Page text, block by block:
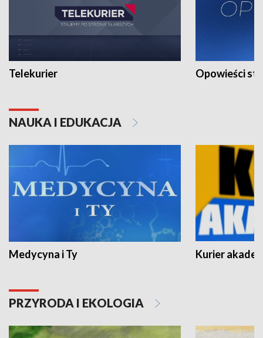
Telekurier Opowieści
NAUKA I EDUKACJA
Medycyna i Ty Kurier
PRZYRODA I EKOLOGIA